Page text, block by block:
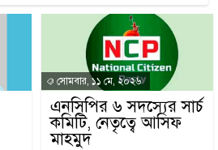
সোমবার, ১১ মে, ২০২৬
এনসিপির ৬ সদস্যের সার্চ
কমিটি, নেতৃত্বে আসিফ
মাহমুদ